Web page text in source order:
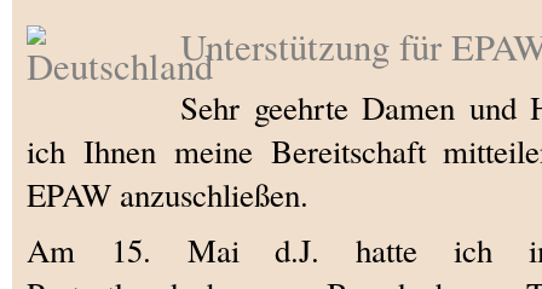
Unterstützung für
Sehr geehrte Damen
ich Ihnen meine Bereitschaft
EPAW anzuschließen.
Am 15. Mai d.J. hatte ich